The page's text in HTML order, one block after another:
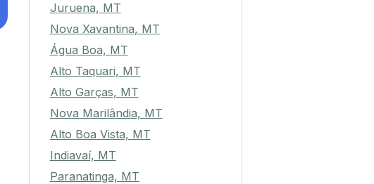
Juruena, MT
Nova Xavantina, MT
Água Boa, MT
Alto Taquari, MT
Alto Garças, MT
Nova Marilândia, MT
Alto Boa Vista, MT
Indiavaí, MT
Paranatinga, MT